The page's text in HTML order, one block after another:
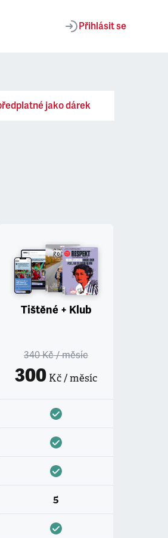
Přihlásit se
jako dárek
Tištěné + Klub
340 Kč/ měsíc
300 Kč / měsíc
5